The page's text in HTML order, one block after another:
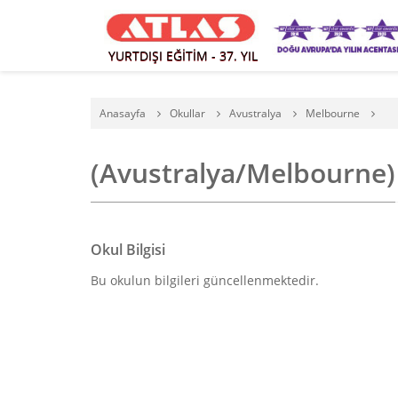
YURTDIŞI EĞİTİM - 37. YIL
Anasayfa Okullar Avustralya Melbourne
(Avustralya/Melbourne)
Okul Bilgisi
Bu okulun bilgileri güncellenmektedir.